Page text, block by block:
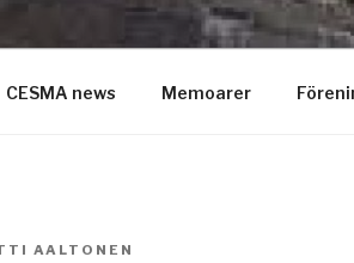
CESMA news Memoarer
AALTONEN